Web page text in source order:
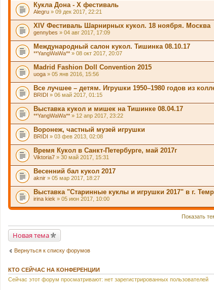
Кукла Дона - X фестиваль
Alegru » 09 дек 2017, 22:21
XIV Фестиваль Шарнирных кукол. 18 ноября. Москва
gennybes » 04 авг 2017, 17:09
Международный салон кукол. Тишинка 08.10.17
**YangWaWa** » 08 окт 2017, 20:07
Madrid Fashion Doll Convention 2015
uoga » 05 янв 2016, 15:56
Все лучшее – детям. Игрушки 1950–1980 годов из
BRIDI » 06 май 2017, 01:15
Выставка кукол и мишек на Тишинке 08.04.17
**YangWaWa** » 12 апр 2017, 23:22
Воронеж, частный музей игрушки
BRIDI » 03 фев 2013, 02:08
Время Кукол в Санкт-Петербурге, май 2017г
Viktoria7 » 30 май 2017, 15:31
Весенний бал кукол 2017
aknir » 05 мар 2017, 18:27
Выставка "Старинные куклы и игрушки 2017" в г.
irina kiek » 05 июн 2017, 10:00
Показать
Новая тема
Вернуться к списку форумов
КТО СЕЙЧАС НА КОНФЕРЕНЦИИ
Сейчас этот форум просматривают: нет зарегистрированных пользователей